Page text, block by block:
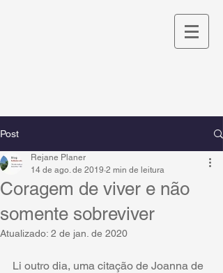
Post
Coragem de viver e não
somente sobreviver
Rejane Planer
14 de ago. de 2019 2 min de leitura
Atualizado: 2 de jan. de 2020
Li outro dia, uma citação de Joanna de